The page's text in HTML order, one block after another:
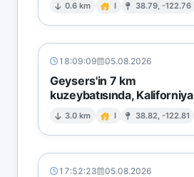
0.6 km I 38.79, -122.76
18:09:09 05.08.2026
Geysers'in 7 km
kuzeybatısında, Kaliforniya
3.0 km I 38.82, -122.81
17:52:23 05.08.2026